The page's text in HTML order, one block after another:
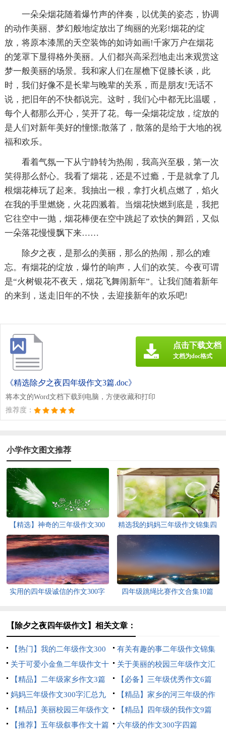
一朵朵烟花随着爆竹声的伴奏，以优美的姿态，协调
的动作美丽、梦幻般地绽放出了绚丽的光彩!烟花的绽
放，将原本漆黑的天空装饰的如诗如画!千家万户在烟花
的笼罩下显得格外美丽。人们都兴高采烈地走出来观赏这
梦一般美丽的场景。我和家人们在屋檐下促膝长谈，此
时，我们好像不是长辈与晚辈的关系，而是朋友!无话不
说，把旧年的不快都说完。这时，我们心中都无比温暖，
每个人都那么开心，笑开了花。每一朵烟花绽放，绽放的
是人们对新年美好的憧憬;散落了，散落的是给于大地的祝
福和欢乐。
看着气氛一下从宁静转为热闹，我高兴至极，第一次
笑得那么舒心。我看了烟花，还是不过瘾，于是就拿了几
根烟花棒玩了起来。我抽出一根，拿打火机点燃了，焰火
在我的手里燃烧，火花四溅着。当烟花快燃到底是，我把
它往空中一抛，烟花棒便在空中跳起了欢快的舞蹈，又似
一朵落花慢慢飘下来……
除夕之夜，是那么的美丽，那么的热闹，那么的难
忘。有烟花的绽放，爆竹的响声，人们的欢笑。今夜可谓
是“火树银花不夜天，烟花飞舞闹新年”。让我们随着新年
的来到，送走旧年的不快，去迎接新年的欢乐吧!
《精选除夕之夜四年级作文3篇.doc》
将本文的Word文档下载到电脑，方便收藏和打印
推荐度：
点击下载文档
文档为doc格式
小学作文图文推荐
【精选】神奇的三年级作文300
字锦集八篇
精选我的妈妈三年级作文锦集四
实用的四年级诚信的作文300字
四年级跳绳比赛作文合集10篇
【除夕之夜四年级作文】相关文章：
【热门】我的二年级作文300
字汇总5篇
有关有趣的事二年级作文锦集
八篇
关于可爱小金鱼二年级作文十
篇
关于美丽的校园三年级作文汇
编7篇
【精品】二年级家乡作文3篇
【必备】三年级优秀作文6篇
妈妈三年级作文300字汇总九
篇
【精品】家乡的河三年级的作
文300字四篇
【精品】美丽校园三年级作文
300字四篇
【精品】四年级的我作文9篇
【推荐】五年级叙事作文十篇
六年级的作文300字四篇